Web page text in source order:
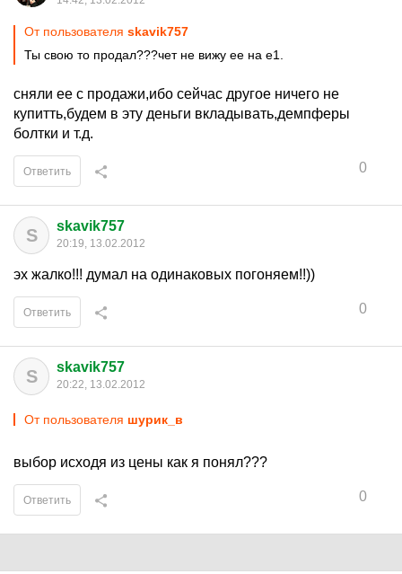
От пользователя skavik757
Ты свою то продал???чет не вижу ее на е1.
сняли ее с продажи,ибо сейчас другое ничего не
купитть,будем в эту деньги вкладывать,демпферы
болтки и т.д.
0
Ответить
S skavik757
20:19, 13.02.2012
эх жалко!!! думал на одинаковых погоняем!!))
0
Ответить
S skavik757
20:22, 13.02.2012
От пользователя шурик_в
выбор исходя из цены как я понял???
0
Ответить